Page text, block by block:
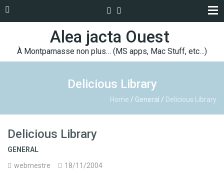
Alea jacta Ouest
À Montparnasse non plus… (MS apps, Mac Stuff, etc…)
Delicious Library
Home / General / Delicious Library
Delicious Library
GENERAL
webmestre
18/11/2004